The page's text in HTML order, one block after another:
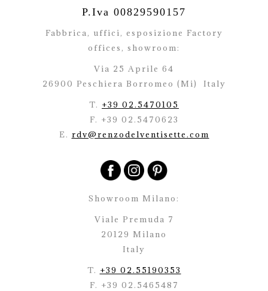
P.Iva 00829590157
Fabbrica, uffici, esposizione Factory
offices, showroom:
Via 25 Aprile 64
26900 Peschiera Borromeo (Mi)
Italy
T. +39 02.5470105
F. +39 02.5470623
E. rdv@renzodelventisette.com
Showroom Milano:
Viale Premuda 7
20129 Milano
Italy
T. +39 02.55190353
F. +39 02.5465487